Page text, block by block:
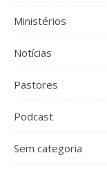
Ministérios
Notícias
Pastores
Podcast
Sem categoria